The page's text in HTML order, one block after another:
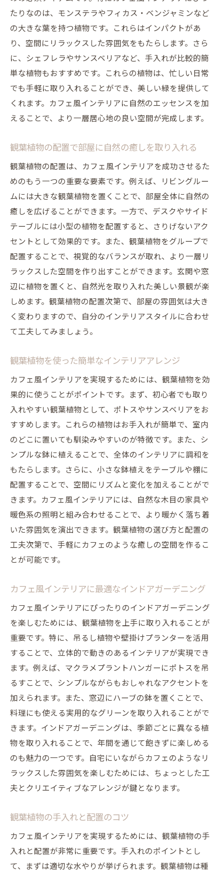
たりなのは、モンステラやフィカス・ベンジャミンなど
の大きな葉を持つ植物です。これらはインパクトがあ
り、空間にリラックスした雰囲気をもたらします。さら
に、シェフレラやサンスベリアなど、手入れが比較的簡
単な植物もおすすめです。これらの植物は、忙しい日常
でも手軽に取り入れることができ、美しい緑を提供して
くれます。カフェ風インテリアに自然のエッセンスを加
えることで、より一層居心地の良い空間が完成します。
観葉植物の配置で部屋に自然の癒しを取り入れる
観葉植物の配置は、カフェ風インテリアを成功させるた
めのもう一つの重要な要素です。例えば、リビングルー
ムには大きな観葉植物を置くことで、部屋全体に自然の
癒しを広げることができます。一方で、デスクやサイド
テーブルには小型の植物を配置すると、さりげないアク
セントとして効果的です。また、観葉植物をグループで
配置することで、視覚的なバランスが取れ、より一層リ
ラックスした空間を作り出すことができます。玄関や窓
辺に植物を置くと、自然光を取り入れた美しい景観が楽
しめます。観葉植物の配置次第で、部屋の雰囲気は大き
く変わりますので、自分のインテリアスタイルに合わせ
て工夫してみましょう。
観葉植物を使った簡単なインテリアアレンジ
カフェ風インテリアを実現するためには、観葉植物を効
果的に使うことがポイントです。まず、初心者でも取り
入れやすい観葉植物として、ポトスやサンスベリアをお
すすめします。これらの植物はお手入れが簡単で、室内
のどこに置いても馴染みやすいのが特徴です。また、シ
ンプルな鉢に植えることで、全体のインテリアに調和を
もたらします。さらに、小さな鉢植えをテーブルや棚に
配置することで、空間にリズムと変化を加えることがで
きます。カフェ風インテリアには、自然な木目の家具や
暖色系の照明と組み合わせることで、より暖かく落ち着
いた雰囲気を演出できます。観葉植物の選び方と配置の
工夫次第で、手軽にカフェのような癒しの空間を作るこ
とが可能です。
カフェ風インテリアに最適なインドアガーデニング
カフェ風インテリアにぴったりのインドアガーデニング
を楽しむためには、観葉植物を上手に取り入れることが
重要です。特に、吊るし植物や壁掛けプランターを活用
することで、立体的で動きのあるインテリアが実現でき
ます。例えば、マクラメプラントハンガーにポトスを吊
るすことで、シンプルながらもおしゃれなアクセントを
加えられます。また、窓辺にハーブの鉢を置くことで、
料理にも使える実用的なグリーンを取り入れることがで
きます。インドアガーデニングは、季節ごとに異なる植
物を取り入れることで、年間を通じて飽きずに楽しめる
のも魅力の一つです。自宅にいながらカフェのようなリ
ラックスした雰囲気を楽しむためには、ちょっとした工
夫とクリエイティブなアレンジが鍵となります。
観葉植物の手入れと配置のコツ
カフェ風インテリアを実現するためには、観葉植物の手
入れと配置が非常に重要です。手入れのポイントとし
て、まずは適切な水やりが挙げられます。観葉植物は種